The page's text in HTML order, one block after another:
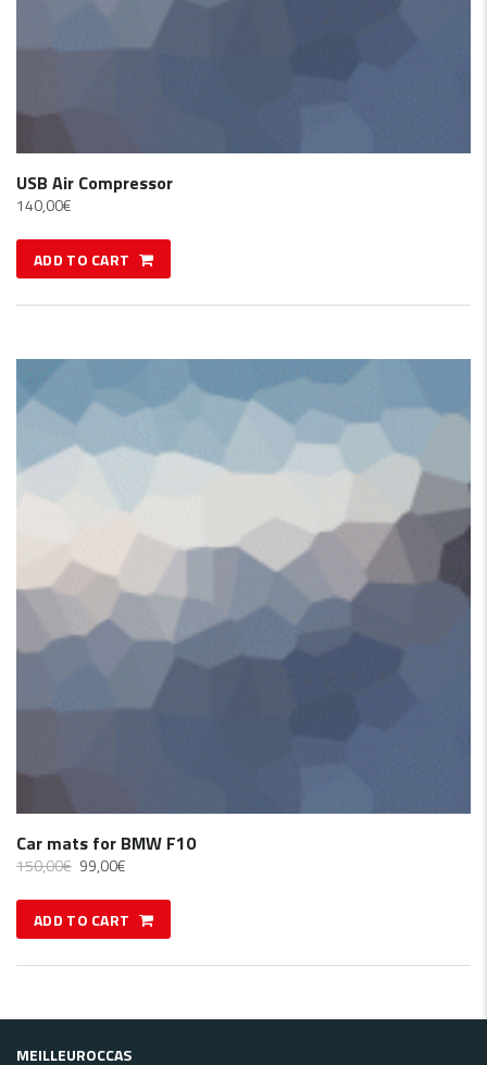
USB Air Compressor
140,00€
ADD TO CART
SALE!
Car mats for BMW F10
150,00€ 99,00€
ADD TO CART
MEILLEUROCCAS